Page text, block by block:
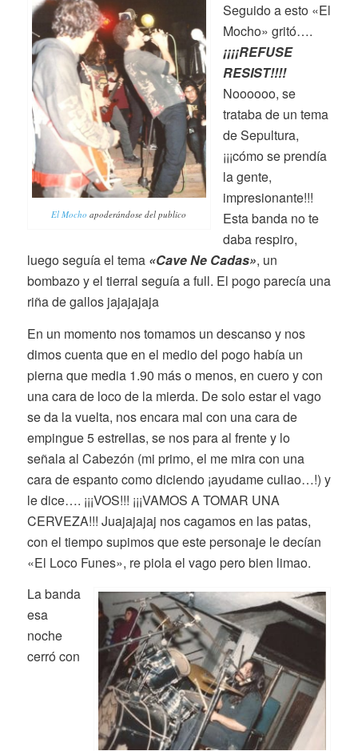
El Mocho apoderándose del publico
Seguido a esto «El
Mocho» gritó….
¡¡¡¡REFUSE
RESIST!!!!
Noooooo, se
trataba de un tema
de Sepultura,
¡¡¡cómo se prendía
la gente,
impresionante!!!
Esta banda no te
daba respiro,
luego seguía el tema «Cave Ne Cadas», un
bombazo y el tierral seguía a full. El pogo parecía una
riña de gallos jajajajaja
En un momento nos tomamos un descanso y nos
dimos cuenta que en el medio del pogo había un
pierna que media 1.90 más o menos, en cuero y con
una cara de loco de la mierda. De solo estar el vago
se da la vuelta, nos encara mal con una cara de
empingue 5 estrellas, se nos para al frente y lo
señala al Cabezón (mi primo, el me mira con una
cara de espanto como diciendo ¡ayudame culiao…!) y
le dice…. ¡¡¡VOS!!! ¡¡¡VAMOS A TOMAR UNA
CERVEZA!!! Juajajajaj nos cagamos en las patas,
con el tiempo supimos que este personaje le decían
«El Loco Funes», re piola el vago pero bien limao.
La banda
esa
noche
cerró con